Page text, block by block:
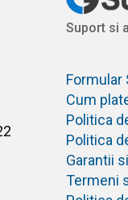
Suport si
Formular
Cum
Politica
Politica
Garantii
Termeni